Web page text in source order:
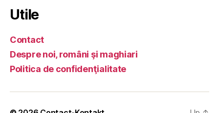
Utile
Contact
Despre noi, români şi maghiari
Politica de confidenţialitate